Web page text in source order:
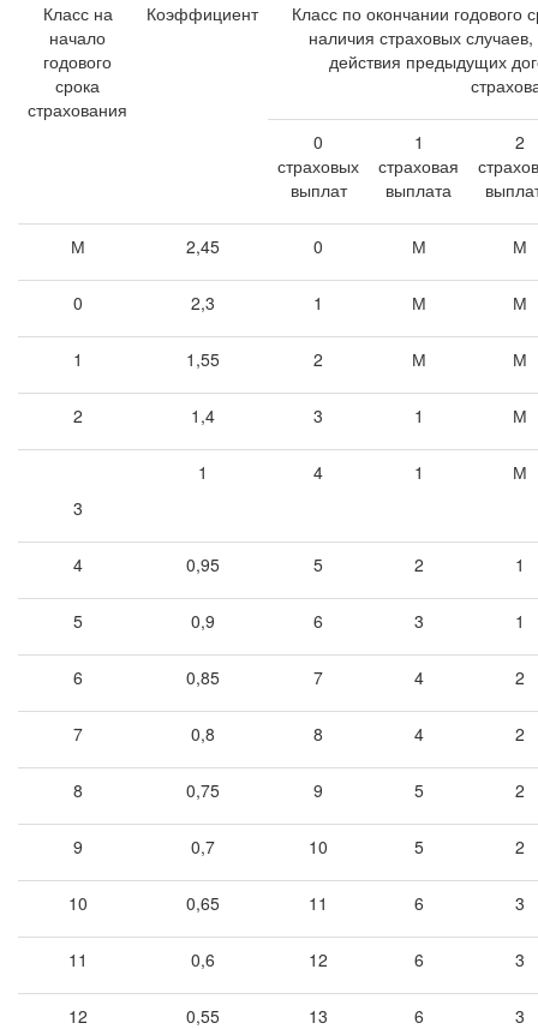
Класс на
начало
годового
срока
страхования
Коэффициент
Класс по окончании годового
наличия страховых
действия предыдущих
0
страховых
выплат
1
страховая
выплата
2
М 2,45 0 М М
0 2,3 1 М М
1 1,55 2 М М
2 1,4 3 1 М
3
1 4 1 М
4 0,95 5 2 1
5 0,9 6 3 1
6 0,85 7 4 2
7 0,8 8 4 2
8 0,75 9 5 2
9 0,7 10 5 2
10 0,65 11 6 3
11 0,6 12 6 3
12 0,55 13 6 3